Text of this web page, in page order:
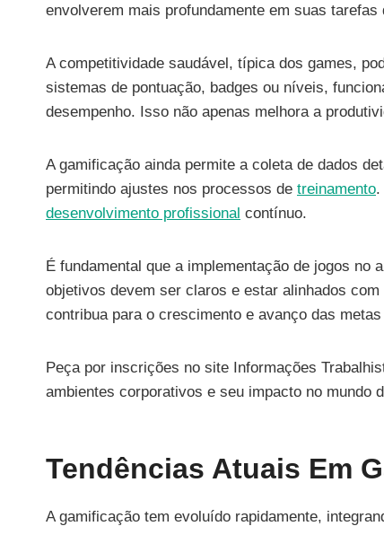
envolverem mais profundamente em suas tarefas
A competitividade saudável, típica dos games,
sistemas de pontuação, badges ou níveis,
desempenho. Isso não apenas melhora a
A gamificação ainda permite a coleta de dados
permitindo ajustes nos processos de treinamento.
desenvolvimento profissional contínuo.
É fundamental que a implementação de jogos
objetivos devem ser claros e estar alinhados com
contribua para o crescimento e avanço das
Peça por inscrições no site Informações
ambientes corporativos e seu impacto no mundo
Tendências Atuais Em
A gamificação tem evoluído rapidamente,